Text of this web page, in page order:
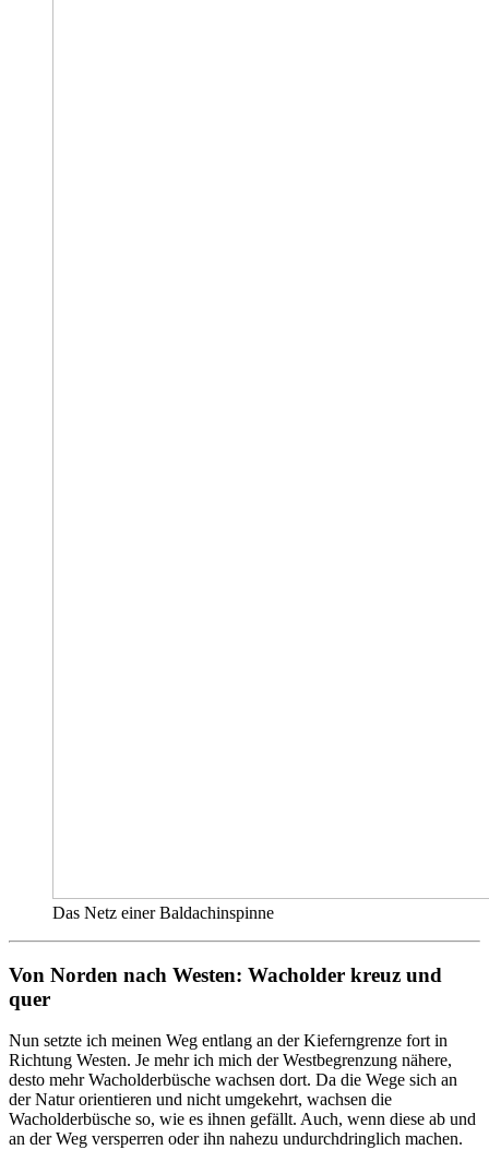
Das Netz einer Baldachinspinne
Von Norden nach Westen: Wacholder kreuz und
quer
Nun setzte ich meinen Weg entlang an der Kieferngrenze fort in
Richtung Westen. Je mehr ich mich der Westbegrenzung nähere,
desto mehr Wacholderbüsche wachsen dort. Da die Wege sich an
der Natur orientieren und nicht umgekehrt, wachsen die
Wacholderbüsche so, wie es ihnen gefällt. Auch, wenn diese ab und
an der Weg versperren oder ihn nahezu undurchdringlich machen.